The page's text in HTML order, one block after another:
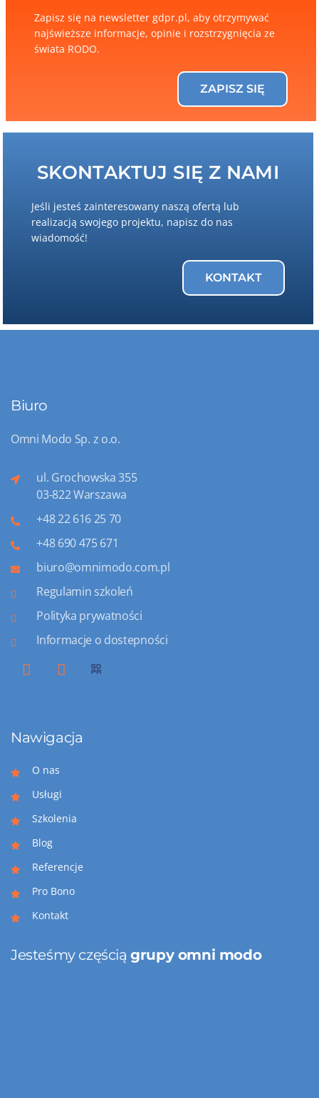
Zapisz się na newsletter gdpr.pl, aby otrzymywać
najświeższe informacje, opinie i rozstrzygnięcia ze
świata RODO.
ZAPISZ SIĘ
SKONTAKTUJ SIĘ Z NAMI
Jeśli jesteś zainteresowany naszą ofertą lub
realizacją swojego projektu, napisz do nas
wiadomość!
KONTAKT
Biuro
Omni Modo Sp. z o.o.
ul. Grochowska 355
03-822 Warszawa
+48 22 616 25 70
+48 690 475 671
biuro@omnimodo.com.pl
Regulamin szkoleń
Polityka prywatności
Informacje o dostepności
Nawigacja
O nas
Usługi
Szkolenia
Blog
Referencje
Pro Bono
Kontakt
Jesteśmy częściągrupy omni modo